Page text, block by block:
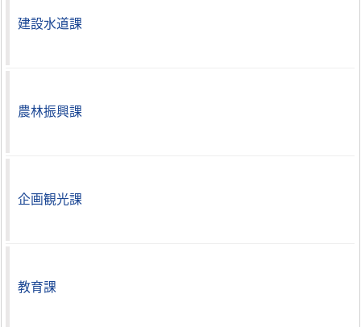
建設水道課
農林振興課
企画観光課
教育課